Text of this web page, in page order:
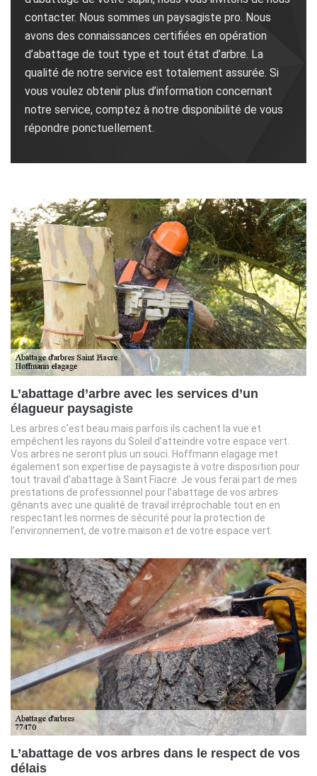
contacter. Nous sommes un paysagiste pro. Nous
avons des connaissances certifiées en opération
d’abattage de tout type et tout état d’arbre. La
qualité de notre service est totalement assurée. Si
vous voulez obtenir plus d’information concernant
notre service, comptez à notre disponibilité de vous
répondre ponctuellement.
L’abattage d’arbre avec les services d’un
élagueur paysagiste
Les arbres c’est beau mais parfois ils cachent la vue et
empêchent les rayons du Soleil d’atteindre votre espace vert.
Vos arbres ne seront plus un souci. Hoffmann elagage met
également son expertise de paysagiste à votre disposition pour
tout travail d’abattage à Saint Fiacre. Je vous ferai part de mes
prestations de professionnel pour l’abattage de vos arbres
gênants avec une qualité de travail irréprochable tout en en
respectant les normes de sécurité pour la protection de
l’environnement, de votre maison et de votre espace vert.
L’abattage de vos arbres dans le respect de vos
délais